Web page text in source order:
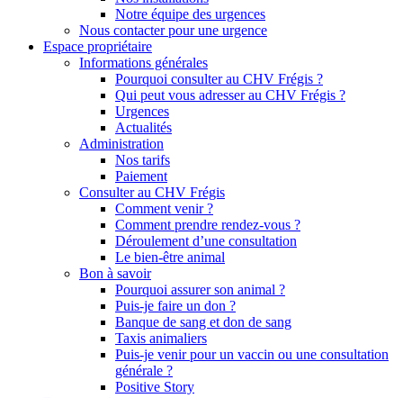
Notre équipe des urgences
Nous contacter pour une urgence
Espace propriétaire
Informations générales
Pourquoi consulter au CHV Frégis ?
Qui peut vous adresser au CHV Frégis ?
Urgences
Actualités
Administration
Nos tarifs
Paiement
Consulter au CHV Frégis
Comment venir ?
Comment prendre rendez-vous ?
Déroulement d’une consultation
Le bien-être animal
Bon à savoir
Pourquoi assurer son animal ?
Puis-je faire un don ?
Banque de sang et don de sang
Taxis animaliers
Puis-je venir pour un vaccin ou une consultation
générale ?
Positive Story